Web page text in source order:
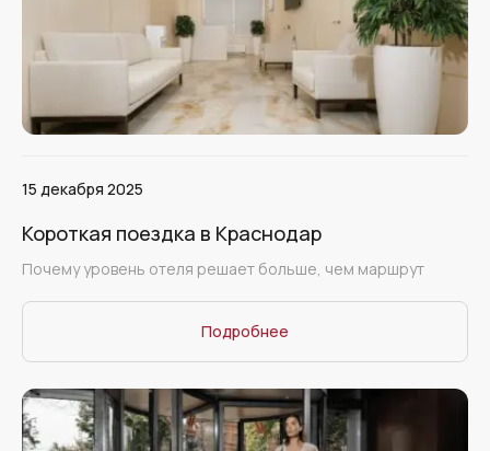
15 декабря 2025
Короткая поездка в Краснодар
Почему уровень отеля решает больше, чем маршрут
Подробнее